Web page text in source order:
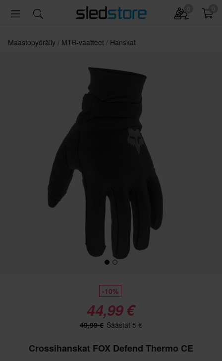
Maastopyöräily MTB-vaatteet Hanskat
-10%
44,99 €
49,99 € Säästät 5 €
Crossihanskat FOX Defend Thermo CE